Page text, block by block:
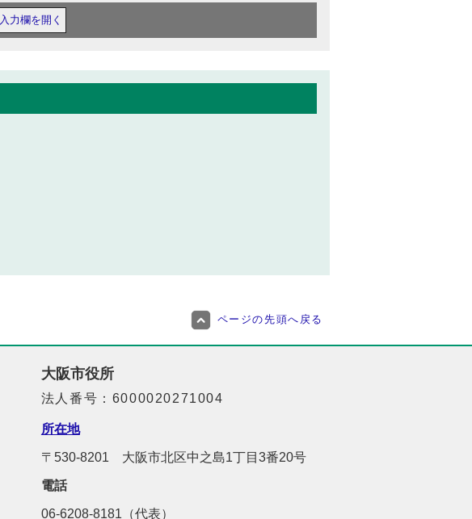
入力欄を開く
ページの先頭へ戻る
大阪市役所
法人番号：6000020271004
所在地
〒530-8201 大阪市北区中之島1丁目3番20号
電話
06-6208-8181（代表）